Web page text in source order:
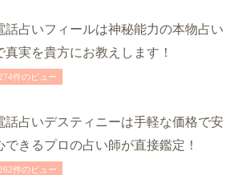
話占いフィールは神秘能力の本物占い
真実を貴方にお教えします！
件のビュー
話占いデスティニーは手軽な価格で安
できるプロの占い師が直接鑑定！
件のビュー